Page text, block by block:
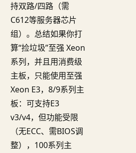
持双路/四路（需
C612等服务器芯片
组）。总结如果你打
算“捡垃圾”至强 Xeon
系列，并且用消费级
主板，只能使用至强
Xeon E3，8/9系列主
板：可支持E3
v3/v4，但功能受限
（无ECC、需BIOS调
整），100系列主